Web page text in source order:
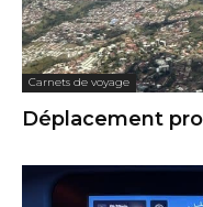
Carnets de voyage
Déplacement